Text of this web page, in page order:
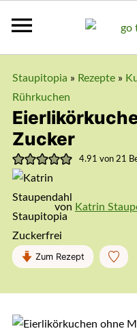
Staupitopia » Rezepte»
Rührkuchen
Zucker
4.91 von 21
von Katrin
Zum Rezept